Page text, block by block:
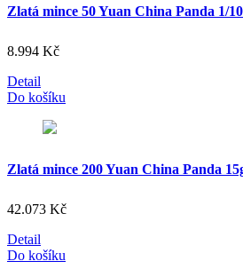
Zlatá mince 50 Yuan China Panda 1/
8.994 Kč
Detail
Do košíku
Zlatá mince 200 Yuan China Panda
42.073 Kč
Detail
Do košíku